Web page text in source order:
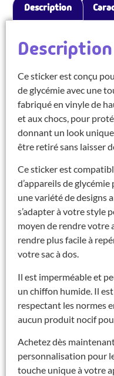
Description
Description
Ce sticker est conçu
de glycémie avec une
fabriqué en vinyle de
et aux chocs, pour
donnant un look
être retiré sans laisser
Ce sticker est
d’appareils de
une variété de designs
s’adapter à votre style
moyen de rendre votre
rendre plus facile à
votre sac à dos.
Il est imperméable et
un chiffon humide. Il
respectant les normes
aucun produit nocif
Achetez dès
personnalisation pour
touche unique à votre